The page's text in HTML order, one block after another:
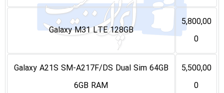
5,800,00
0
Galaxy M31 LTE 128GB
5,500,00
0
Galaxy A21S SM-A217F/DS Dual Sim 64GB
6GB RAM